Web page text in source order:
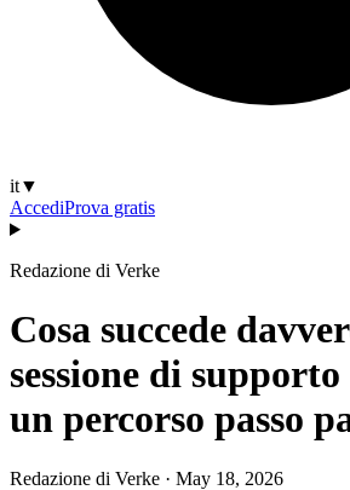
it▼
AccediProva gratis
Redazione di Verke
Cosa succede
sessione di
un percorso passo
Redazione di Verke · May 18, 2026